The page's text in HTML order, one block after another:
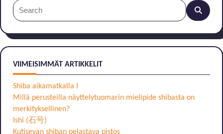
Search
for:
VIIMEISIMMÄT ARTIKKELIT
Shiba aikamatkalla I
Millä perusteilla näyttelytuomarin mielipide shibasta on
merkityksellinen?
Ishi (石号)
Kutisevan shiban pelastava pistos